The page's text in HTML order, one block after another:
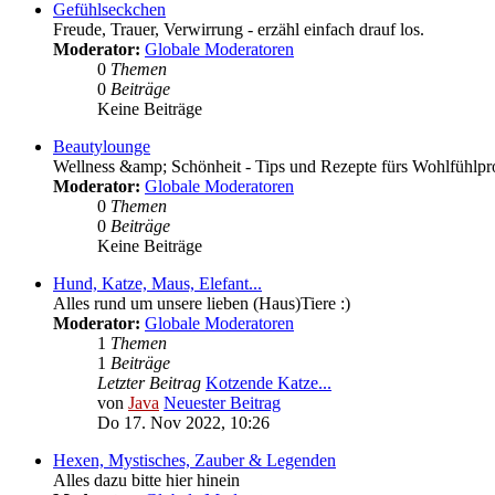
Gefühlseckchen
Freude, Trauer, Verwirrung - erzähl einfach drauf los.
Moderator: Globale Moderatoren
0 Themen
0 Beiträge
Keine Beiträge
Beautylounge
Wellness &amp; Schönheit - Tips und Rezepte fürs
Moderator: Globale Moderatoren
0 Themen
0 Beiträge
Keine Beiträge
Hund, Katze, Maus, Elefant...
Alles rund um unsere lieben (Haus)Tiere :)
Moderator: Globale Moderatoren
1 Themen
1 Beiträge
Letzter Beitrag Kotzende Katze...
von Java Neuester Beitrag
Do 17. Nov 2022, 10:26
Hexen, Mystisches, Zauber & Legenden
Alles dazu bitte hier hinein